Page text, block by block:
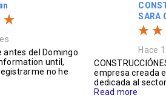
antes del Domingo
until,
no he
SARA
Hace
empresa creada
dedicada al
Read more